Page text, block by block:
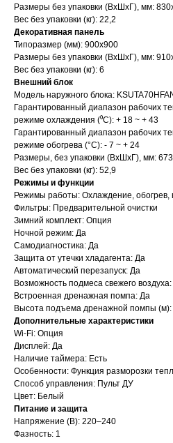
Размеры без упаковки (ВхШхГ), мм:
Вес без упаковки (кг): 22,2
Декоративная панель
Типоразмер (мм): 900х900
Размеры без упаковки (ВхШхГ), мм:
Вес без упаковки (кг): 6
Внешний блок
Модель наружного блока:
Гарантированный диапазон рабочих
режиме охлаждения (⁰С): + 18 ~ + 43
Гарантированный диапазон рабочих
режиме обогрева (°С): - 7 ~ + 24
Размеры, без упаковки (ВхШхГ), мм:
Вес без упаковки (кг): 52,9
Режимы и функции
Режимы работы: Охлаждение, обогрев,
Фильтры: Предварительной очистки
Зимний комплект: Опция
Ночной режим: Да
Самодиагностика: Да
Защита от утечки хладагента: Да
Автоматический перезапуск: Да
Возможность подмеса свежего
Встроенная дренажная помпа: Да
Высота подъема дренажной помпы (м):
Дополнительные характеристики
Wi-Fi: Опция
Дисплей: Да
Наличие таймера: Есть
Особенности: Функция разморозки
Способ управления: Пульт ДУ
Цвет: Белый
Питание и защита
Напряжение (В): 220–240
Фазность: 1